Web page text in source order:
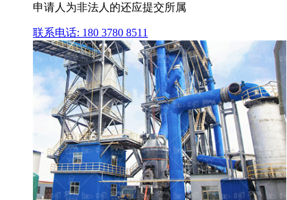
申请人为非法人的还应提交所属
联系电话: 180 3780 8511